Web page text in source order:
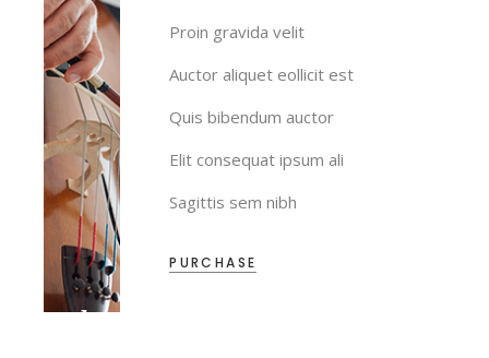
Proin gravida velit
Auctor aliquet eollicit est
Quis bibendum auctor
Elit consequat ipsum ali
Sagittis sem nibh
PURCHASE
Subscribe To Our Weekly